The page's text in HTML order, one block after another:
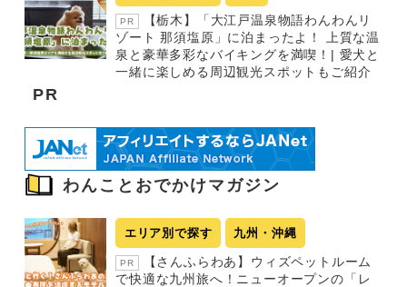
PR
【栃木】「大江戸温泉物語わんわんリ
ゾート 那須塩原」に泊まったよ！ 上質な温
泉と豪華多彩なバイキングを満喫！| 愛犬と
一緒に楽しめる周辺観光スポットもご紹介
PR
わんことおでかけマガジン
エリア別で探す 九州・沖縄
PR
【さんふらわあ】ウィズペットルーム
で快適な九州旅へ！ニューオープンの「レ